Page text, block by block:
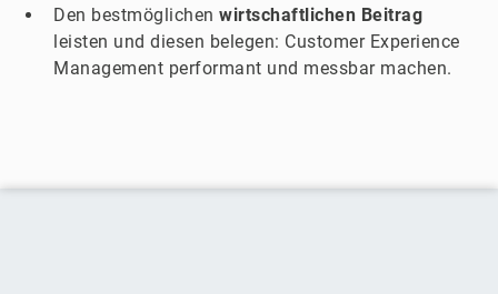
Den bestmöglichen wirtschaftlichen Beitrag
leisten und diesen belegen: Customer Experience
Management performant und messbar machen.